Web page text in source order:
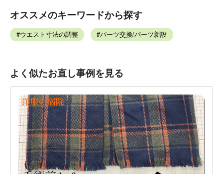
オススメのキーワードから探す
ウエスト寸法の調整 パーツ交換/パーツ新設
よく似たお直し事例を見る